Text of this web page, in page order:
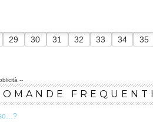
29 30 31 32 33 34 35
--
FREQUENTI